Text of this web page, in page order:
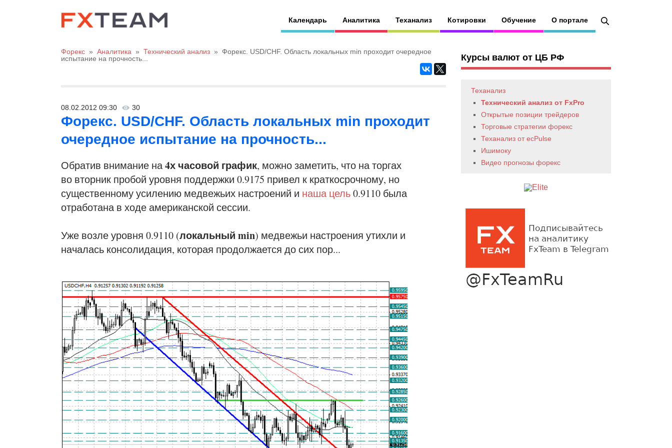
Календарь Аналитика Теханализ Котировки Обучение О портале
Форекс » Аналитика » Технический анализ » Форекс. USD/CHF. Область локальных min проходит очередное
испытание на прочность...
08.02.2012 09:30 30
Форекс. USD/CHF. Область локальных min проходит
очередное испытание на прочность...
Обратив внимание на4х часовой график, можно заметить, что на торгах
во вторник пробой уровня поддержки 0.9175 привел к краткосрочному, но
существенному усилению медвежьих настроений и наша цель0.9110 была
отработана в ходе американской сессии.
Уже возле уровня 0.9110 (локальный min) медвежьи настроения утихли и
началась консолидация, которая продолжается до сих пор...
Курсы валют от ЦБ РФ
Теханализ
Технический анализ от FxPro
Открытые позиции трейдеров
Торговые стратегии форекс
Теханализ от ecPulse
Ишимоку
Видео прогнозы форекс